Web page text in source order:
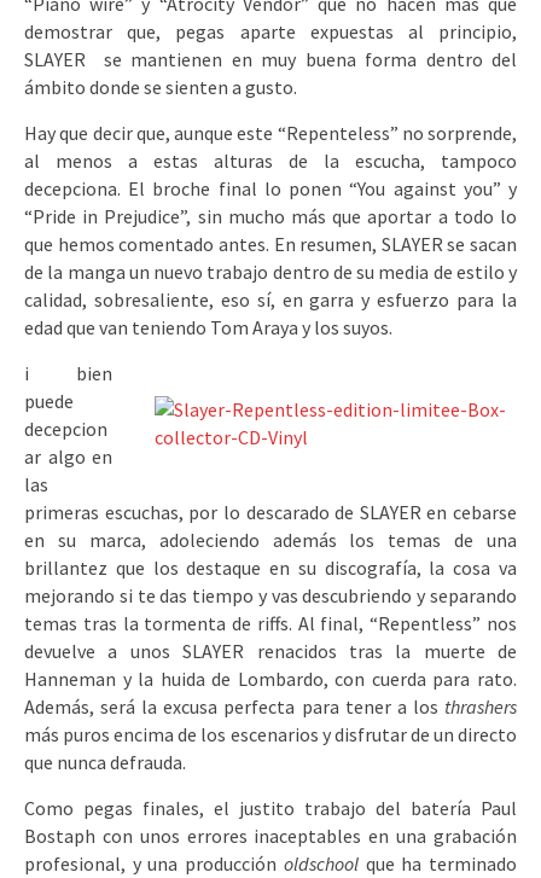
demostrar que, pegas aparte expuestas al principio,
SLAYER se mantienen en muy buena forma dentro del
ámbito donde se sienten a gusto.
Hay que decir que, aunque este “Repenteless” no sorprende,
al menos a estas alturas de la escucha, tampoco
decepciona. El broche final lo ponen “You against you” y
“Pride in Prejudice”, sin mucho más que aportar a todo lo
que hemos comentado antes. En resumen, SLAYER se sacan
de la manga un nuevo trabajo dentro de su media de estilo y
calidad, sobresaliente, eso sí, en garra y esfuerzo para la
edad que van teniendo Tom Araya y los suyos.
i bien
puede
decepcion
ar algo en
las
primeras escuchas, por lo descarado de SLAYER en cebarse
en su marca, adoleciendo además los temas de una
brillantez que los destaque en su discografía, la cosa va
mejorando si te das tiempo y vas descubriendo y separando
temas tras la tormenta de riffs. Al final, “Repentless” nos
devuelve a unos SLAYER renacidos tras la muerte de
Hanneman y la huida de Lombardo, con cuerda para rato.
Además, será la excusa perfecta para tener a los thrashers
más puros encima de los escenarios y disfrutar de un directo
que nunca defrauda.
Como pegas finales, el justito trabajo del batería Paul
Bostaph con unos errores inaceptables en una grabación
profesional, y una producción oldschoolque ha terminado